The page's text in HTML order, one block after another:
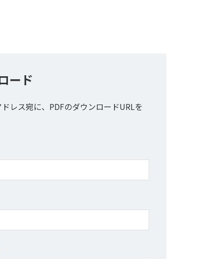
ード
レス宛に、PDFのダウンロードURLを